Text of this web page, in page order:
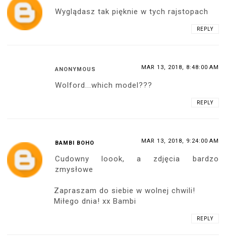
Wyglądasz tak pięknie w tych rajstopach
REPLY
ANONYMOUS MAR 13, 2018, 8:48:00 AM
Wolford...which model???
REPLY
BAMBI BOHO MAR 13, 2018, 9:24:00 AM
Cudowny loook, a zdjęcia bardzo
zmysłowe
Zapraszam do siebie w wolnej chwili!
Miłego dnia! xx Bambi
REPLY